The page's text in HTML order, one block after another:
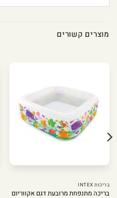
מוצרים קשורים
בריכות INTEX
בריכה מתנפחת מרובעת דגם אקווריום